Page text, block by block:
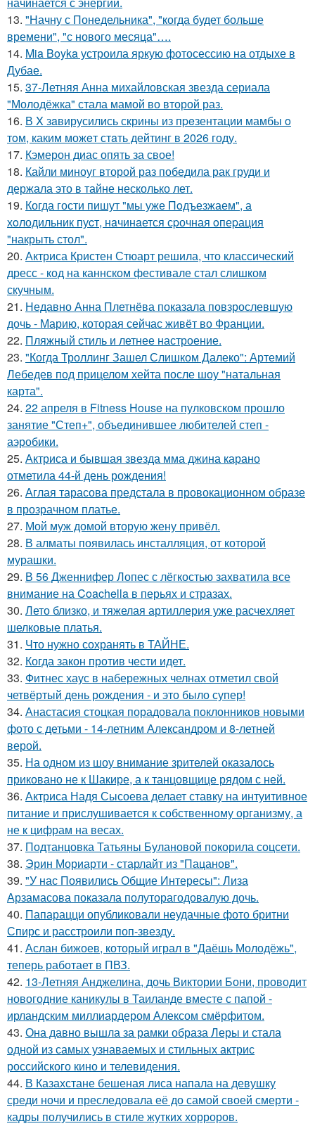
13. "Начну с Понедельника", "когда будет больше
времени", "с нового месяца"….
14. Mia Boyka устроила яркую фотосессию на отдыхе в
Дубае.
15. 37-Летняя Анна михайловская звезда сериала
"Молодёжка" стала мамой во второй раз.
16. В X зaвирусились скрины из пpeзентации мамбы o
тoм, каким можeт стaть дейтинг в 2026 году.
17. Кэмерон диас опять за свое!
18. Кайли миноуг второй раз победила рак груди и
держала это в тайне несколько лет.
19. Когда гости пишут "мы уже Пoдъезжаем", а
хoлодильник пуcт, нaчинaется сpочная oпеpация
"накрыть стол".
20. Актриса Кристен Стюарт решила, что классический
дресс - код на каннском фестивале стал слишком
скучным.
21. Недавно Анна Плетнёва показала повзрослевшую
дочь - Марию, которая сейчас живёт во Франции.
22. Пляжный стиль и летнее настроение.
23. "Когда Троллинг Зашел Слишком Далеко": Артемий
Лебедев под прицелом хейта после шоу "натальная
карта".
24. 22 апреля в Fitness House на пулковском прошло
занятие "Степ+", объединившее любителей степ -
аэробики.
25. Актриса и бывшая звезда мма джина карано
отметила 44-й день рождения!
26. Аглая тарасова предстала в провокационном образе
в прозрачном платье.
27. Мой муж домой вторую жену привёл.
28. В алматы появилась инсталляция, от которой
мурашки.
29. В 56 Дженнифер Лопес с лёгкостью захватила все
внимание на Coachella в перьях и стразах.
30. Лето близко, и тяжелая артиллерия уже расчехляет
шелковые платья.
31. Что нужно сохранять в ТАЙНЕ.
32. Когда закон против чести идет.
33. Фитнес хаус в набережных челнах отметил свой
четвёртый день рождения - и это было супер!
34. Анастасия стоцкая порадовала поклонников новыми
фото с детьми - 14-летним Александром и 8-летней
верой.
35. На одном из шоу внимание зрителей оказалось
приковано не к Шакире, а к танцовщице рядом с ней.
36. Актриса Надя Сысоева делает ставку на интуитивное
питание и прислушивается к собственному организму, а
не к цифрам на весах.
37. Подтанцовка Татьяны Булановой покорила соцсети.
38. Эрин Мориарти - старлайт из "Пацанов".
39. "У нас Появились Общие Интересы": Лиза
Арзамасова показала полуторагодовалую дочь.
40. Папарацци опубликовали неудачные фото бритни
Спирс и расстроили поп-звезду.
41. Аслан бижоев, который играл в "Даёшь Молодёжь",
теперь работает в ПВЗ.
42. 13-Летняя Анджелина, дочь Виктории Бони, проводит
новогодние каникулы в Таиланде вместе с папой -
ирландским миллиардером Алексом смёрфитом.
43. Она давно вышла за рамки образа Леры и стала
одной из самых узнаваемых и стильных актрис
российского кино и телевидения.
44. В Казахстане бешеная лиса напала на девушку
среди ночи и преследовала её до самой своей смерти -
кадры получились в стиле жутких хорроров.